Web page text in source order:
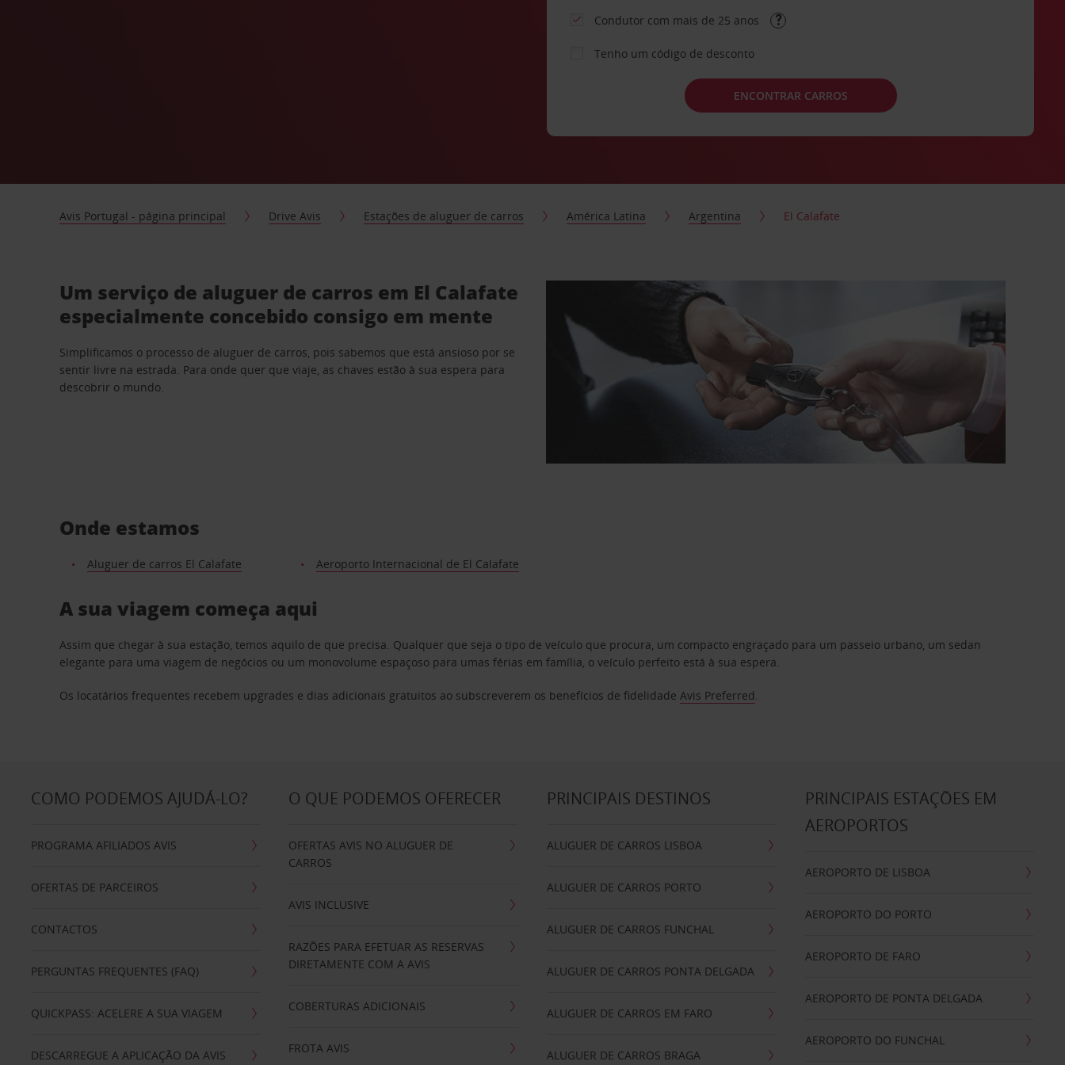
Condutor com mais de 25 anos
Tenho um código de desconto
ENCONTRAR CARROS
Avis Portugal - página principal Drive Avis Estações de aluguer de carros América Latina Argentina El Calafate
Um serviço de aluguer de carros em El Calafate
especialmente concebido consigo em mente
Simplificamos o processo de aluguer de carros, pois sabemos que está ansioso por se
sentir livre na estrada. Para onde quer que viaje, as chaves estão à sua espera para
descobrir o mundo.
Onde estamos
Aluguer de carros El Calafate Aeroporto Internacional de El Calafate
A sua viagem começa aqui
Assim que chegar à sua estação, temos aquilo de que precisa. Qualquer que seja o tipo de veículo que procura, um compacto engraçado para um passeio urbano, um sedan
elegante para uma viagem de negócios ou um monovolume espaçoso para umas férias em família, o veículo perfeito está à sua espera.
Os locatários frequentes recebem upgrades e dias adicionais gratuitos ao subscreverem os benefícios de fidelidadeAvis Preferred.
COMO PODEMOS AJUDÁ-LO?
PROGRAMA AFILIADOS AVIS
OFERTAS DE PARCEIROS
CONTACTOS
PERGUNTAS FREQUENTES (FAQ)
QUICKPASS: ACELERE A SUA VIAGEM
DESCARREGUE A APLICAÇÃO DA AVIS
O QUE PODEMOS OFERECER
OFERTAS AVIS NO ALUGUER DE
CARROS
AVIS INCLUSIVE
RAZÕES PARA EFETUAR AS RESERVAS
DIRETAMENTE COM A AVIS
COBERTURAS ADICIONAIS
FROTA AVIS
PRINCIPAIS DESTINOS
ALUGUER DE CARROS LISBOA
ALUGUER DE CARROS PORTO
ALUGUER DE CARROS FUNCHAL
ALUGUER DE CARROS PONTA DELGADA
ALUGUER DE CARROS EM FARO
ALUGUER DE CARROS BRAGA
PRINCIPAIS ESTAÇÕES EM
AEROPORTOS
AEROPORTO DE LISBOA
AEROPORTO DO PORTO
AEROPORTO DE FARO
AEROPORTO DE PONTA DELGADA
AEROPORTO DO FUNCHAL